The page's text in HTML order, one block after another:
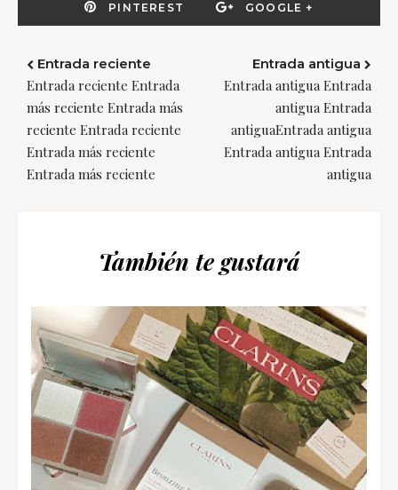
PINTEREST GOOGLE +
Entrada reciente
Entrada reciente Entrada
más reciente Entrada más
reciente Entrada reciente
Entrada más reciente
Entrada más reciente
Entrada antigua
Entrada antigua Entrada
antigua Entrada
antiguaEntrada antigua
Entrada antigua Entrada
antigua
También te gustará